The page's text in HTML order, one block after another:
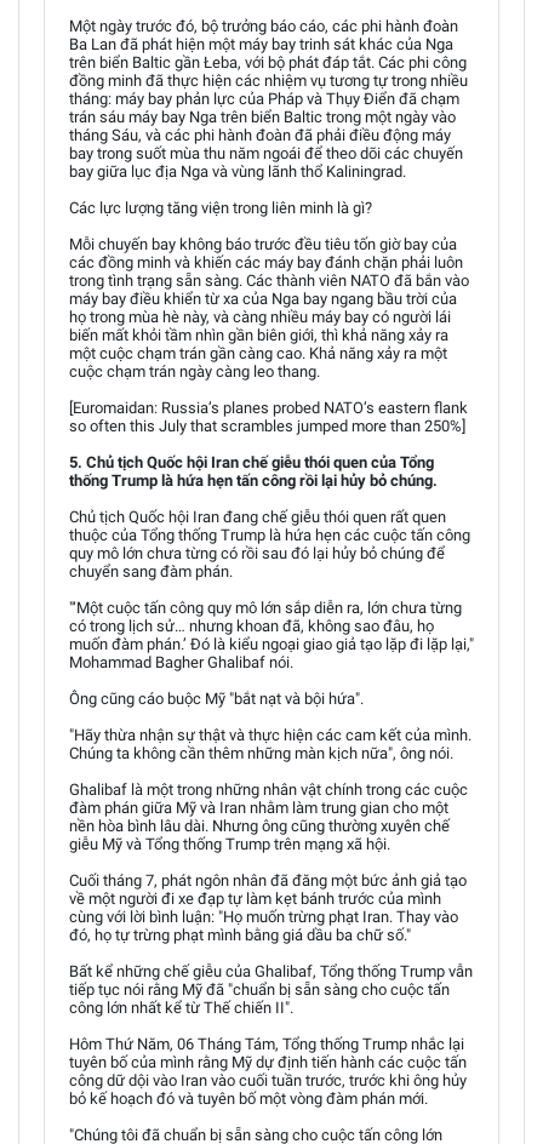
Một ngày trước đó, bộ trưởng báo cáo, các phi hành đoàn
Ba Lan đã phát hiện một máy bay trinh sát khác của Nga
trên biển Baltic gần Łeba, với bộ phát đáp tắt. Các phi công
đồng minh đã thực hiện các nhiệm vụ tương tự trong nhiều
tháng: máy bay phản lực của Pháp và Thụy Điển đã chạm
trán sáu máy bay Nga trên biển Baltic trong một ngày vào
tháng Sáu, và các phi hành đoàn đã phải điều động máy
bay trong suốt mùa thu năm ngoái để theo dõi các chuyến
bay giữa lục địa Nga và vùng lãnh thổ Kaliningrad.
Các lực lượng tăng viện trong liên minh là gì?
Mỗi chuyến bay không báo trước đều tiêu tốn giờ bay của
các đồng minh và khiến các máy bay đánh chặn phải luôn
trong tình trạng sẵn sàng. Các thành viên NATO đã bắn vào
máy bay điều khiển từ xa của Nga bay ngang bầu trời của
họ trong mùa hè này, và càng nhiều máy bay có người lái
biến mất khỏi tầm nhìn gần biên giới, thì khả năng xảy ra
một cuộc chạm trán gần càng cao. Khả năng xảy ra một
cuộc chạm trán ngày càng leo thang.
[Euromaidan: Russia’s planes probed NATO’s eastern flank
so often this July that scrambles jumped more than 250%]
5. Chủ tịch Quốc hội Iran chế giễu thói quen của Tổng
thống Trump là hứa hẹn tấn công rồi lại hủy bỏ chúng.
Chủ tịch Quốc hội Iran đang chế giễu thói quen rất quen
thuộc của Tổng thống Trump là hứa hẹn các cuộc tấn công
quy mô lớn chưa từng có rồi sau đó lại hủy bỏ chúng để
chuyển sang đàm phán.
"‘Một cuộc tấn công quy mô lớn sắp diễn ra, lớn chưa từng
có trong lịch sử… nhưng khoan đã, không sao đâu, họ
muốn đàm phán.’ Đó là kiểu ngoại giao giả tạo lặp đi lặp lại,"
Mohammad Bagher Ghalibaf nói.
Ông cũng cáo buộc Mỹ "bắt nạt và bội hứa".
"Hãy thừa nhận sự thật và thực hiện các cam kết của mình.
Chúng ta không cần thêm những màn kịch nữa", ông nói.
Ghalibaf là một trong những nhân vật chính trong các cuộc
đàm phán giữa Mỹ và Iran nhằm làm trung gian cho một
nền hòa bình lâu dài. Nhưng ông cũng thường xuyên chế
giễu Mỹ và Tổng thống Trump trên mạng xã hội.
Cuối tháng 7, phát ngôn nhân đã đăng một bức ảnh giả tạo
về một người đi xe đạp tự làm kẹt bánh trước của mình
cùng với lời bình luận: "Họ muốn trừng phạt Iran. Thay vào
đó, họ tự trừng phạt mình bằng giá dầu ba chữ số."
Bất kể những chế giễu của Ghalibaf, Tổng thống Trump vẫn
tiếp tục nói rằng Mỹ đã "chuẩn bị sẵn sàng cho cuộc tấn
công lớn nhất kể từ Thế chiến II".
Hôm Thứ Năm, 06 Tháng Tám, Tổng thống Trump nhắc lại
tuyên bố của mình rằng Mỹ dự định tiến hành các cuộc tấn
công dữ dội vào Iran vào cuối tuần trước, trước khi ông hủy
bỏ kế hoạch đó và tuyên bố một vòng đàm phán mới.
"Chúng tôi đã chuẩn bị sẵn sàng cho cuộc tấn công lớn